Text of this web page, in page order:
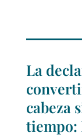
La
cabeza
tiempo: